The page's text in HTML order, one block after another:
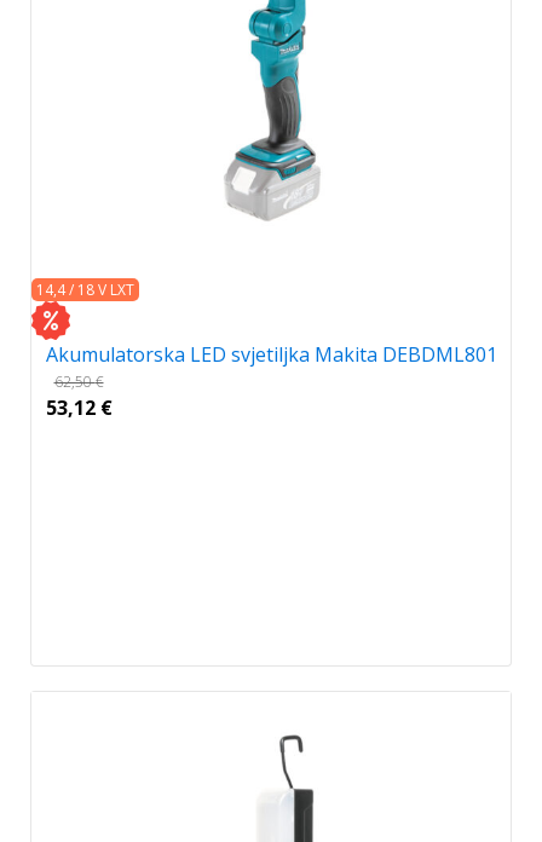
14,4 / 18 V LXT
Akumulatorska LED svjetiljka Makita DEBDML801
62,50€
53,12 €